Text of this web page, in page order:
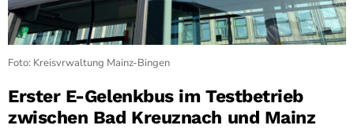
Foto: Kreisvrwaltung Mainz-Bingen
Erster E-Gelenkbus im Testbetrieb
zwischen Bad Kreuznach und Mainz